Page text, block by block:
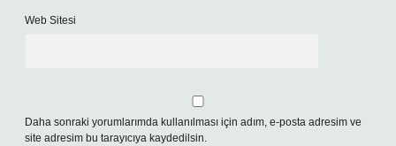
Web Sitesi
Daha sonraki yorumlarımda kullanılması için adım, e-posta adresim ve
site adresim bu tarayıcıya kaydedilsin.